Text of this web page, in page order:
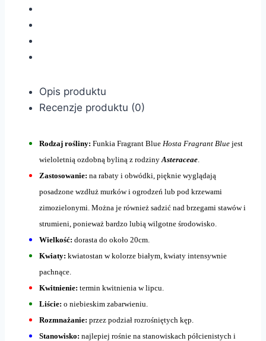
Opis produktu
Recenzje produktu (0)
Rodzaj rośliny: Funkia Fragrant Blue Hosta Fragrant Blue jest
wieloletnią ozdobną byliną z rodziny Asteraceae
Zastosowanie: na rabaty i obwódki, pięknie wyglądają
posadzone wzdłuż murków i ogrodzeń lub pod krzewami
zimozielonymi. Można je również sadzić nad brzegami stawów i
strumieni, ponieważ bardzo lubią wilgotne środowisko.
Wielkość: dorasta do około 20cm.
Kwiaty: kwiatostan w kolorze białym, kwiaty intensywnie
pachnące.
Kwitnienie: termin kwitnienia w lipcu.
Liście: o niebieskim zabarwieniu.
Rozmnażanie: przez podział rozrośniętych kęp.
Stanowisko: najlepiej rośnie na stanowiskach półcienistych i